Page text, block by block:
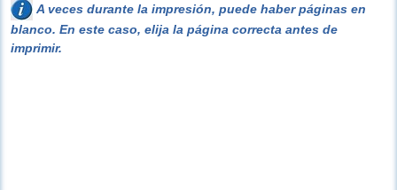
A veces durante la impresión, puede haber páginas en
blanco. En este caso, elija la página correcta antes de
imprimir.